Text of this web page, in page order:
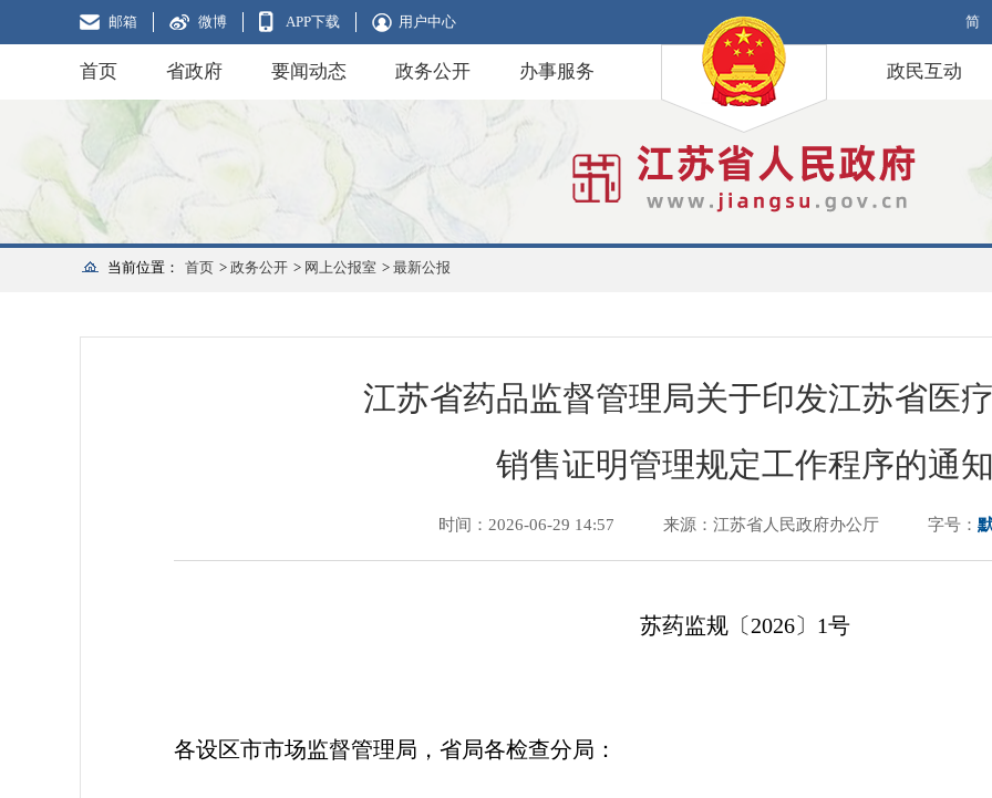
邮箱 微博 APP下载 用户中心 简
首页 省政府 要闻动态 政务公开 办事服务 政民互动
当前位置： 首页 > 政务公开 > 网上公报室 > 最新公报
江苏省药品监督管理局关于印发江苏省医
销售证明管理规定工作程序的通
时间：2026-06-29 14:57 来源：江苏省人民政府办公厅 字号：
苏药监规〔2026〕1号
各设区市市场监督管理局，省局各检查分局：